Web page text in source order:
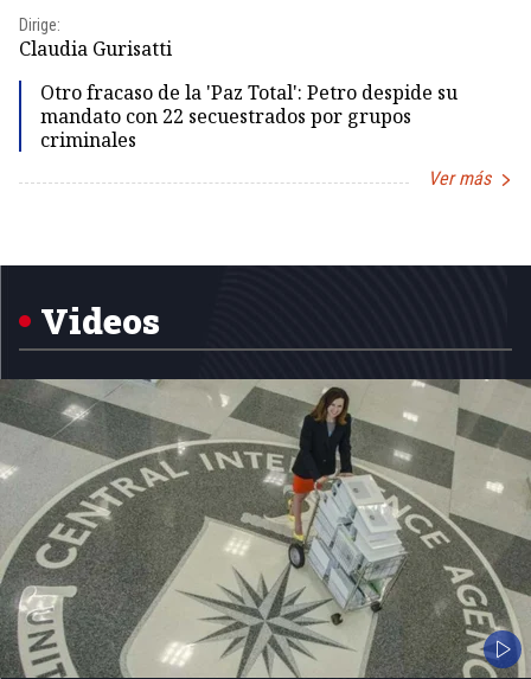
Dirige:
Claudia Gurisatti
Otro fracaso de la 'Paz Total': Petro despide su
mandato con 22 secuestrados por grupos
criminales
Ver más
5
Videos